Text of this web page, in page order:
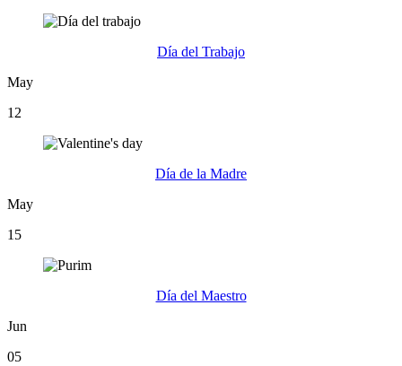
Día del Trabajo
May
12
Día de la Madre
May
15
Día del Maestro
Jun
05